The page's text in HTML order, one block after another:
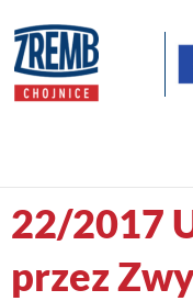
22/2017
przez